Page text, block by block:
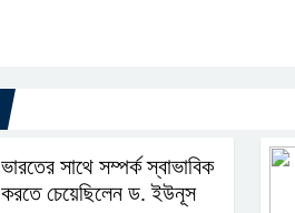
ভারতের সাথে সম্পর্ক স্বাভাবিক
করতে চেয়েছিলেন ড. ইউনূস